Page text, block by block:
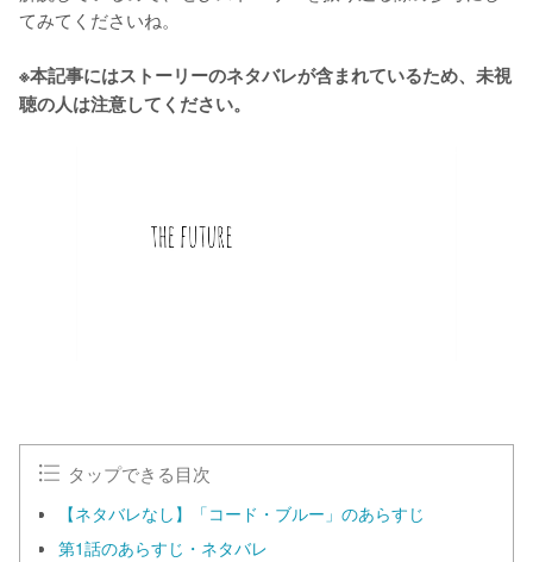
てみてくださいね。
※本記事にはストーリーのネタバレが含まれているため、未視
聴の人は注意してください。
タップできる目次
【ネタバレなし】「コード・ブルー」のあらすじ
第1話のあらすじ・ネタバレ